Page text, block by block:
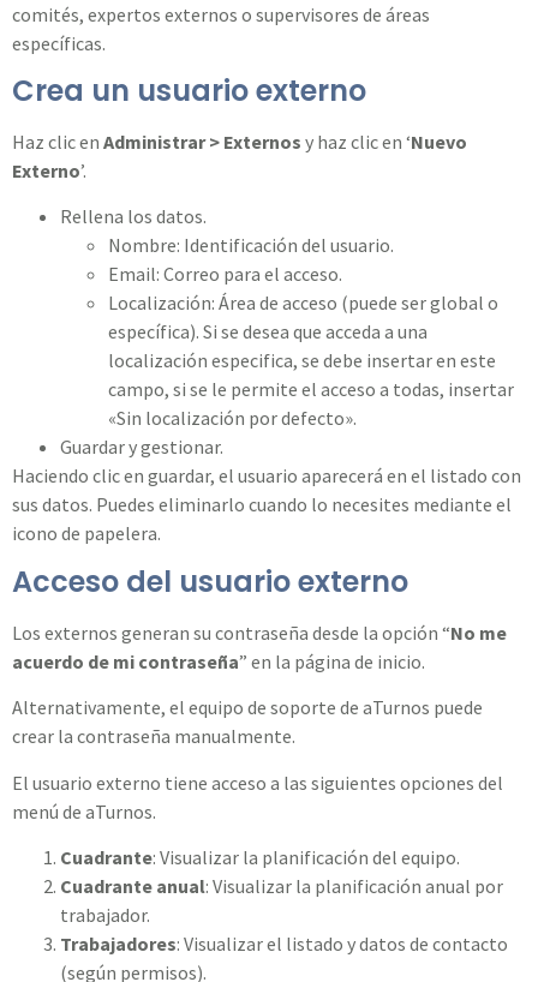
comités, expertos externos o supervisores de áreas
específicas.
Crea un usuario externo
Haz clic en Administrar > Externos y haz clic en ‘Nuevo
Externo’.
Rellena los datos.
Nombre: Identificación del usuario.
Email: Correo para el acceso.
Localización: Área de acceso (puede ser global o
específica). Si se desea que acceda a una
localización especifica, se debe insertar en este
campo, si se le permite el acceso a todas, insertar
«Sin localización por defecto».
Guardar y gestionar.
Haciendo clic en guardar, el usuario aparecerá en el listado con
sus datos. Puedes eliminarlo cuando lo necesites mediante el
icono de papelera.
Acceso del usuario externo
Los externos generan su contraseña desde la opción “No me
acuerdo de mi contraseña” en la página de inicio.
Alternativamente, el equipo de soporte de aTurnos puede
crear la contraseña manualmente.
El usuario externo tiene acceso a las siguientes opciones del
menú de aTurnos.
Cuadrante: Visualizar la planificación del equipo.
Cuadrante anual: Visualizar la planificación anual por
trabajador.
Trabajadores: Visualizar el listado y datos de contacto
(según permisos).